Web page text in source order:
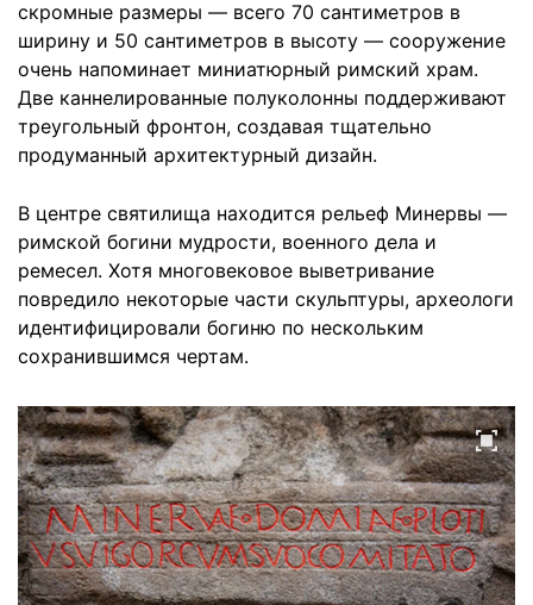
скромные размеры — всего 70 сантиметров в
ширину и 50 сантиметров в высоту — сооружение
очень напоминает миниатюрный римский храм.
Две каннелированные полуколонны поддерживают
треугольный фронтон, создавая тщательно
продуманный архитектурный дизайн.
В центре святилища находится рельеф Минервы —
римской богини мудрости, военного дела и
ремесел. Хотя многовековое выветривание
повредило некоторые части скульптуры, археологи
идентифицировали богиню по нескольким
сохранившимся чертам.